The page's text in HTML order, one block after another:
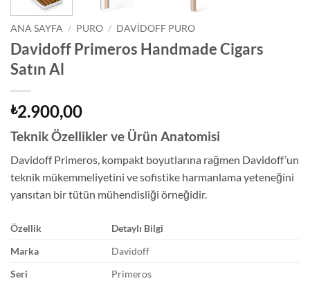
ANA SAYFA / PURO / DAVIDOFF PURO
Davidoff Primeros Handmade Cigars
Satın Al
₺2.900,00
Teknik Özellikler ve Ürün Anatomisi
Davidoff Primeros, kompakt boyutlarına rağmen Davidoff’un
teknik mükemmeliyetini ve sofistike harmanlama yeteneğini
yansıtan bir tütün mühendisliği örneğidir.
Özellik
Detaylı Bilgi
Marka
Davidoff
Seri
Primeros